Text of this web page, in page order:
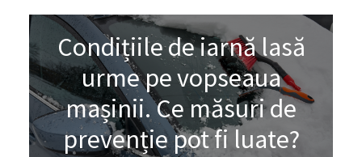
Condițiile de iarnă lasă
urme pe vopseaua
mașinii. Ce măsuri de
prevenție pot fi luate?